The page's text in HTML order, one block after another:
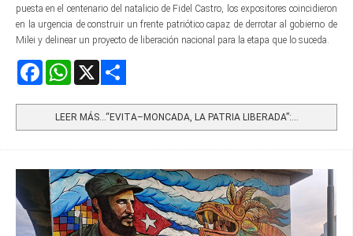
puesta en el centenario del natalicio de Fidel Castro, los expositores coincidieron
en la urgencia de construir un frente patriótico capaz de derrotar al gobierno de
Milei y delinear un proyecto de liberación nacional para la etapa que lo suceda.
FacebookWhatsApp
LEER MÁS…“EVITA–MONCADA, LA PATRIA LIBERADA”:...